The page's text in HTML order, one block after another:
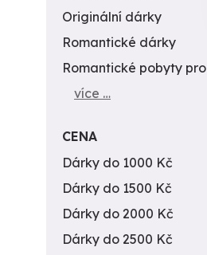
Originální dárky
Romantické dárky
Romantické pobyty
více …
CENA
Dárky do 1000 Kč
Dárky do 1500 Kč
Dárky do 2000 Kč
Dárky do 2500 Kč